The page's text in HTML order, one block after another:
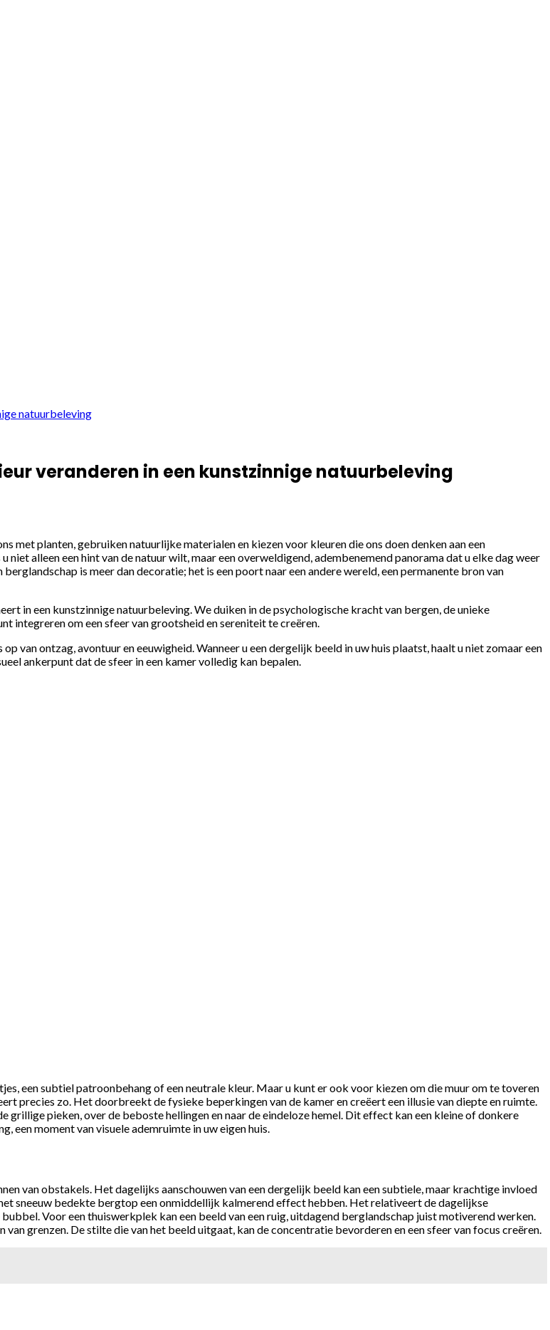
natuurbeleving
veranderen in een kunstzinnige natuurbeleving
met planten, gebruiken natuurlijke materialen en kiezen voor kleuren die ons doen denken aan een
niet alleen een hint van de natuur wilt, maar een overweldigend, adembenemend panorama dat u elke dag weer
is meer dan decoratie; het is een poort naar een andere wereld, een permanente bron van
in een kunstzinnige natuurbeleving. We duiken in de psychologische kracht van bergen, de unieke
integreren om een sfeer van grootsheid en sereniteit te creëren.
van ontzag, avontuur en eeuwigheid. Wanneer u een dergelijk beeld in uw huis plaatst, haalt u niet zomaar een
ankerpunt dat de sfeer in een kamer volledig kan bepalen.
een subtiel patroonbehang of een neutrale kleur. Maar u kunt er ook voor kiezen om die muur om te toveren
precies zo. Het doorbreekt de fysieke beperkingen van de kamer en creëert een illusie van diepte en ruimte.
pieken, over de beboste hellingen en naar de eindeloze hemel. Dit effect kan een kleine of donkere
een moment van visuele ademruimte in uw eigen huis.
van obstakels. Het dagelijks aanschouwen van een dergelijk beeld kan een subtiele, maar krachtige invloed
sneeuw bedekte bergtop een onmiddellijk kalmerend effect hebben. Het relativeert de dagelijkse
Voor een thuiswerkplek kan een beeld van een ruig, uitdagend berglandschap juist motiverend werken.
grenzen. De stilte die van het beeld uitgaat, kan de concentratie bevorderen en een sfeer van focus creëren.